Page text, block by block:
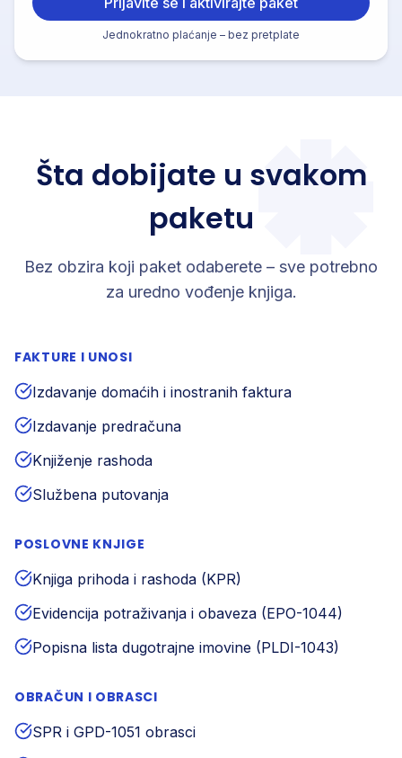
Jednokratno plaćanje – bez pretplate
Šta dobijate u svakom
paketu
Bez obzira koji paket odaberete – sve potrebno
za uredno vođenje knjiga.
FAKTURE I UNOSI
Izdavanje domaćih i inostranih faktura
Izdavanje predračuna
Knjiženje rashoda
Službena putovanja
POSLOVNE KNJIGE
Knjiga prihoda i rashoda (KPR)
Evidencija potraživanja i obaveza (EPO-1044)
Popisna lista dugotrajne imovine (PLDI-1043)
OBRAČUN I OBRASCI
SPR i GPD-1051 obrasci